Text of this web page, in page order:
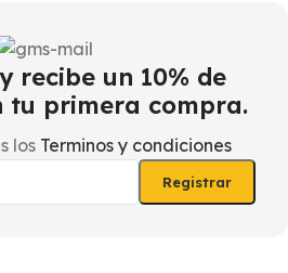
recibe un 10% de
tu primera compra.
los Terminos y condiciones